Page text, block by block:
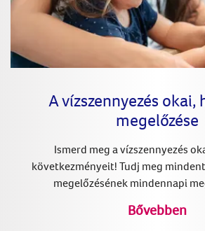
A vízszennyezés okai,
megelőzése
Ismerd meg a vízszennyezés
következményeit! Tudj meg
megelőzésének mindennapi
Bővebben